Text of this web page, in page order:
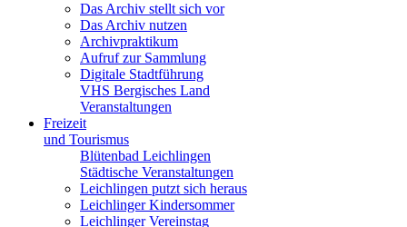
Das Archiv stellt sich vor
Das Archiv nutzen
Archivpraktikum
Aufruf zur Sammlung
Digitale Stadtführung
VHS Bergisches Land
Veranstaltungen
Freizeit
und Tourismus
Blütenbad Leichlingen
Städtische Veranstaltungen
Leichlingen putzt sich heraus
Leichlinger Kindersommer
Leichlinger Vereinstag